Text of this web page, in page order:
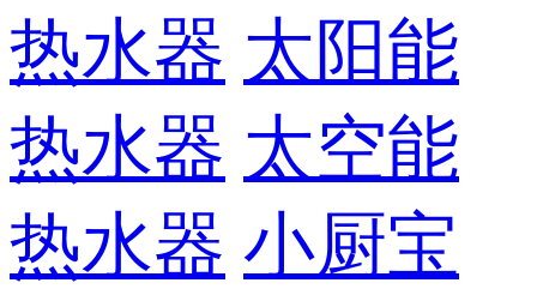
热水器 太阳能
热水器 太空能
热水器 小厨宝